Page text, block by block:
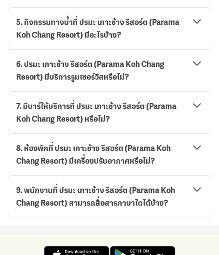
5.กิจกรรมทางน้ำที่ ปรมะ เกาะช้าง รีสอร์ต (Parama
Koh Chang Resort) มีอะไรบ้าง?
6.ปรมะ เกาะช้าง รีสอร์ต (Parama Koh Chang
Resort) มีบริการรูมเซอร์วิสหรือไม่?
7.มีบาร์ให้บริการที่ ปรมะ เกาะช้าง รีสอร์ต (Parama
Koh Chang Resort) หรือไม่?
8.ห้องพักที่ ปรมะ เกาะช้าง รีสอร์ต (Parama Koh
Chang Resort) มีเครื่องปรับอากาศหรือไม่?
9.พนักงานที่ ปรมะ เกาะช้าง รีสอร์ต (Parama Koh
Chang Resort) สามารถสื่อสารภาษาใดได้บ้าง?